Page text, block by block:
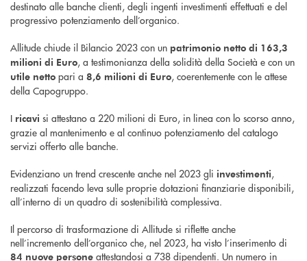
destinato alle banche clienti, degli ingenti investimenti effettuati e del
progressivo potenziamento dell’organico.
Allitude chiude il Bilancio 2023 con un patrimonio netto di 163,3
milioni di Euro, a testimonianza della solidità della Società e con un
utile netto pari a 8,6 milioni di Euro, coerentemente con le attese
della Capogruppo.
I ricavi si attestano a 220 milioni di Euro, in linea con lo scorso anno,
grazie al mantenimento e al continuo potenziamento del catalogo
servizi offerto alle banche.
Evidenziano un trend crescente anche nel 2023 gli investimenti,
realizzati facendo leva sulle proprie dotazioni finanziarie disponibili,
all’interno di un quadro di sostenibilità complessiva.
Il percorso di trasformazione di Allitude si riflette anche
nell’incremento dell’organico che, nel 2023, ha visto l’inserimento di
84 nuove persone attestandosi a 738 dipendenti. Un numero in